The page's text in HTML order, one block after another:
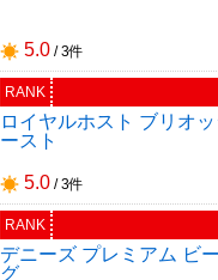
5.0 / 3件
RANK
ロイヤルホスト ブリオ
ースト
5.0 / 3件
RANK
デニーズ プレミアム ビ
グ